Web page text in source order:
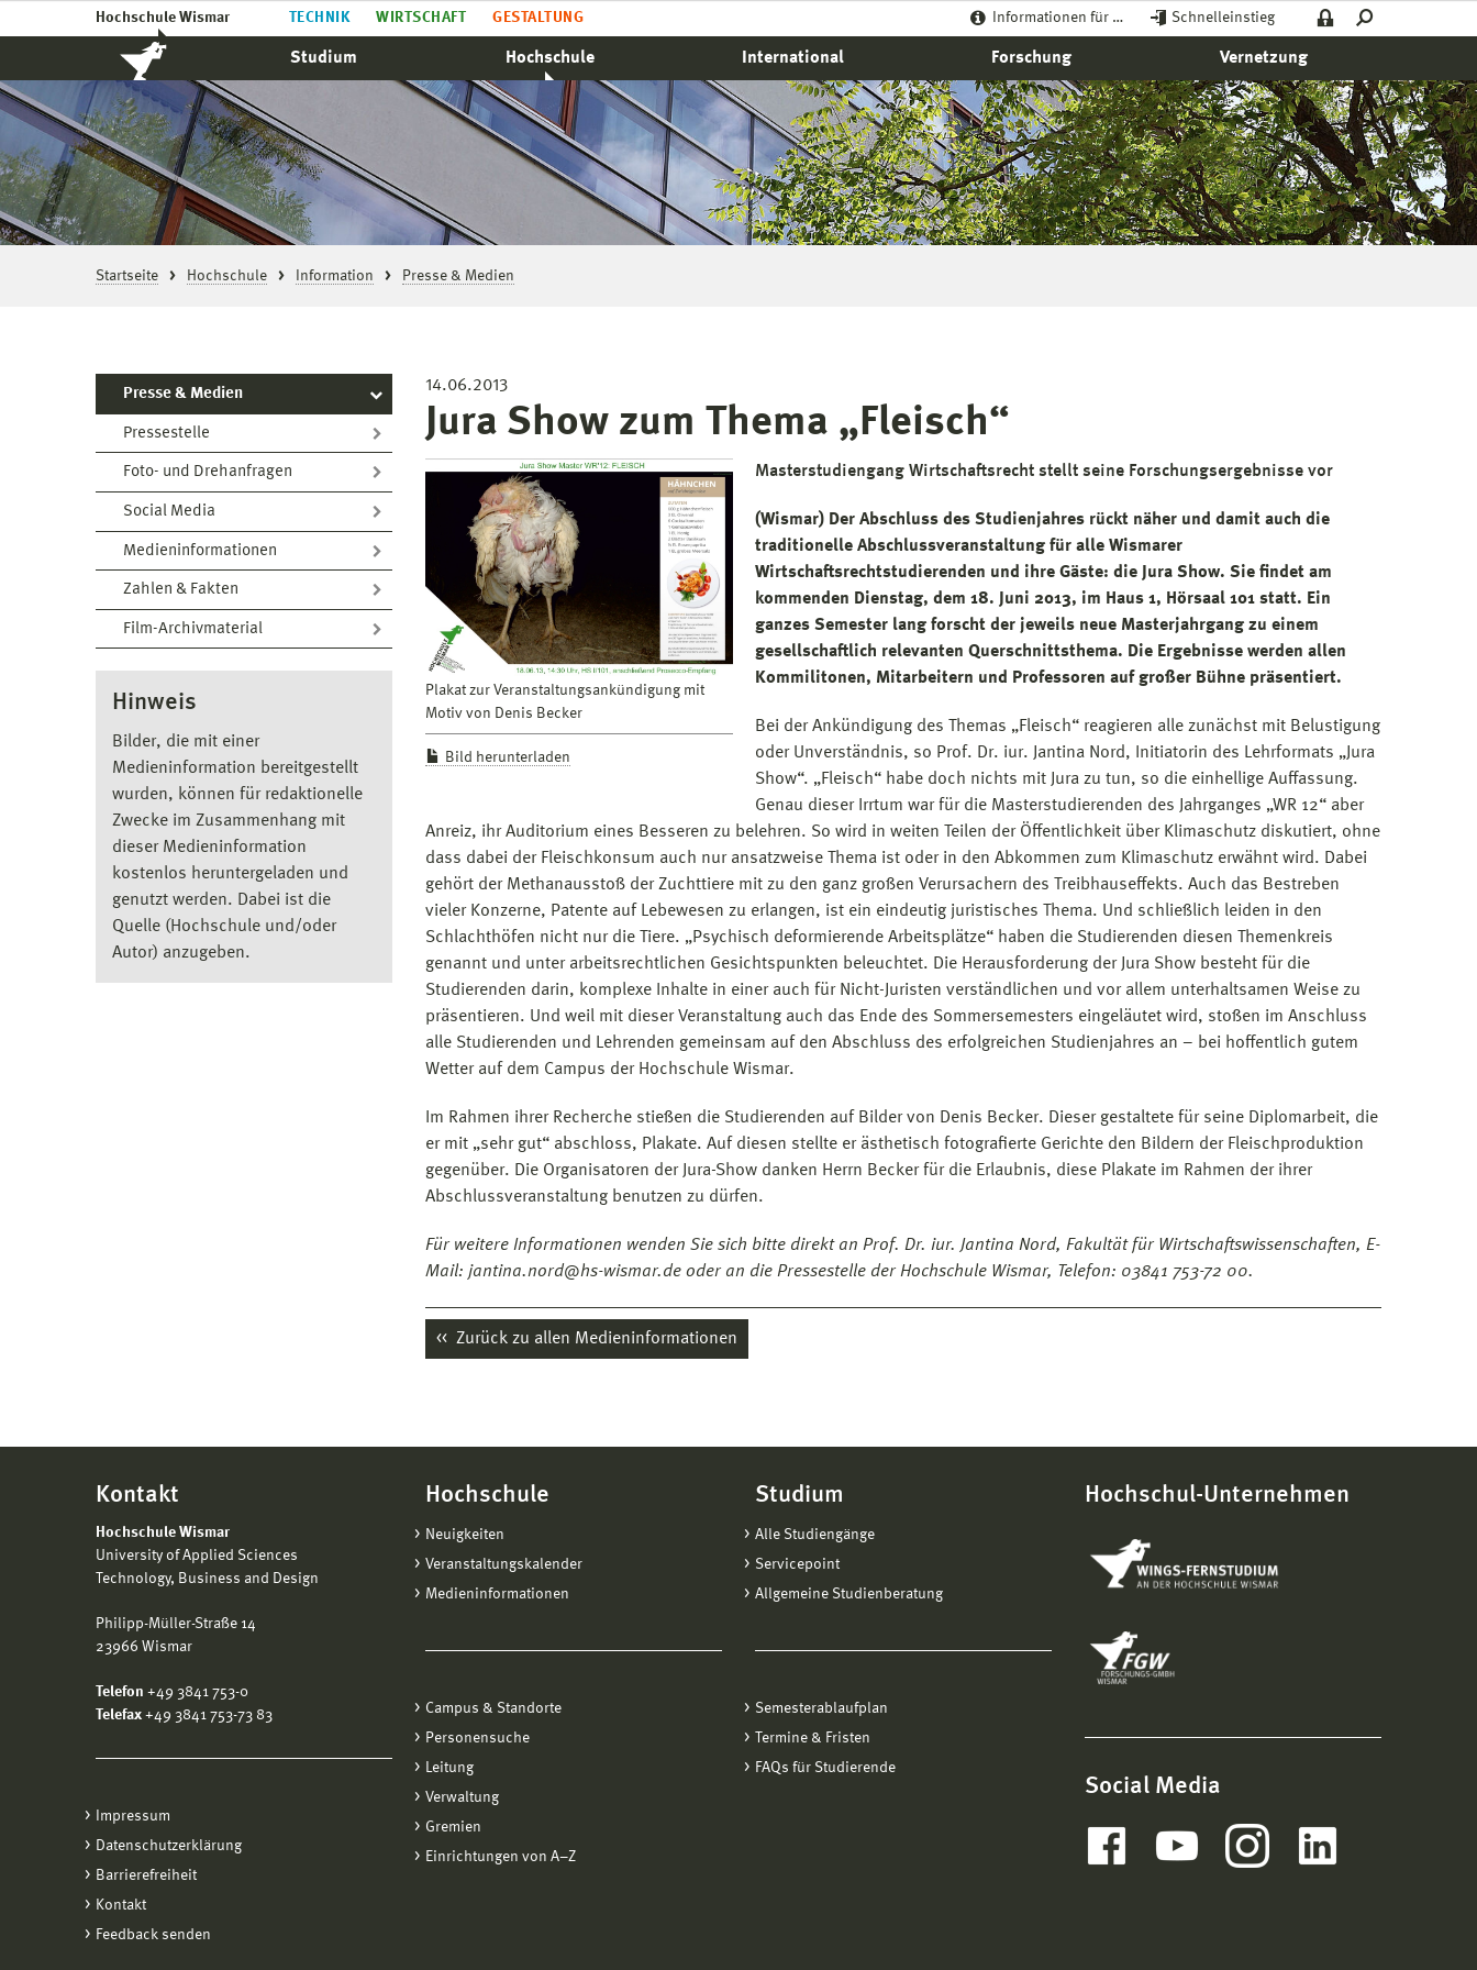
Hochschule Wismar TECHNIK WIRTSCHAFT GESTALTUNG Informationen für … Schnelleinstieg
Studium Hochschule International Forschung Vernetzung
Startseite Hochschule Information Presse & Medien
Presse & Medien
Pressestelle
Foto- und Drehanfragen
Social Media
Medieninformationen
Zahlen & Fakten
Film-Archivmaterial
Hinweis
Bilder, die mit einer
Medieninformation bereitgestellt
wurden, können für redaktionelle
Zwecke im Zusammenhang mit
dieser Medieninformation
kostenlos heruntergeladen und
genutzt werden. Dabei ist die
Quelle (Hochschule und/oder
Autor) anzugeben.
14.06.2013
Jura Show zum Thema „Fleisch“
Plakat zur Veranstaltungsankündigung mit
Motiv von Denis Becker
Bild herunterladen
Masterstudiengang Wirtschaftsrecht stellt seine Forschungsergebnisse vor
(Wismar) Der Abschluss des Studienjahres rückt näher und damit auch die
traditionelle Abschlussveranstaltung für alle Wismarer
Wirtschaftsrechtstudierenden und ihre Gäste: die Jura Show. Sie findet am
kommenden Dienstag, dem 18. Juni 2013, im Haus 1, Hörsaal 101 statt. Ein
ganzes Semester lang forscht der jeweils neue Masterjahrgang zu einem
gesellschaftlich relevanten Querschnittsthema. Die Ergebnisse werden allen
Kommilitonen, Mitarbeitern und Professoren auf großer Bühne präsentiert.
Bei der Ankündigung des Themas „Fleisch“ reagieren alle zunächst mit Belustigung
oder Unverständnis, so Prof. Dr. iur. Jantina Nord, Initiatorin des Lehrformats „Jura
Show“. „Fleisch“ habe doch nichts mit Jura zu tun, so die einhellige Auffassung.
Genau dieser Irrtum war für die Masterstudierenden des Jahrganges „WR 12“ aber
Anreiz, ihr Auditorium eines Besseren zu belehren. So wird in weiten Teilen der Öffentlichkeit über Klimaschutz diskutiert, ohne
dass dabei der Fleischkonsum auch nur ansatzweise Thema ist oder in den Abkommen zum Klimaschutz erwähnt wird. Dabei
gehört der Methanausstoß der Zuchttiere mit zu den ganz großen Verursachern des Treibhauseffekts. Auch das Bestreben
vieler Konzerne, Patente auf Lebewesen zu erlangen, ist ein eindeutig juristisches Thema. Und schließlich leiden in den
Schlachthöfen nicht nur die Tiere. „Psychisch deformierende Arbeitsplätze“ haben die Studierenden diesen Themenkreis
genannt und unter arbeitsrechtlichen Gesichtspunkten beleuchtet. Die Herausforderung der Jura Show besteht für die
Studierenden darin, komplexe Inhalte in einer auch für Nicht-Juristen verständlichen und vor allem unterhaltsamen Weise zu
präsentieren. Und weil mit dieser Veranstaltung auch das Ende des Sommersemesters eingeläutet wird, stoßen im Anschluss
alle Studierenden und Lehrenden gemeinsam auf den Abschluss des erfolgreichen Studienjahres an – bei hoffentlich gutem
Wetter auf dem Campus der Hochschule Wismar.
Im Rahmen ihrer Recherche stießen die Studierenden auf Bilder von Denis Becker. Dieser gestaltete für seine Diplomarbeit, die
er mit „sehr gut“ abschloss, Plakate. Auf diesen stellte er ästhetisch fotografierte Gerichte den Bildern der Fleischproduktion
gegenüber. Die Organisatoren der Jura-Show danken Herrn Becker für die Erlaubnis, diese Plakate im Rahmen der ihrer
Abschlussveranstaltung benutzen zu dürfen.
Für weitere Informationen wenden Sie sich bitte direkt an Prof. Dr. iur. Jantina Nord, Fakultät für Wirtschaftswissenschaften, E-
Mail: jantina.nord@hs-wismar.de oder an die Pressestelle der Hochschule Wismar, Telefon: 03841 753-72 00.
Zurück zu allen Medieninformationen
Kontakt
Hochschule Wismar
University of Applied Sciences
Technology, Business and Design
Philipp-Müller-Straße 14
23966 Wismar
Telefon +49 3841 753-0
Telefax +49 3841 753-73 83
Impressum
Datenschutzerklärung
Barrierefreiheit
Kontakt
Feedback senden
Hochschule
Neuigkeiten
Veranstaltungskalender
Medieninformationen
Campus & Standorte
Personensuche
Leitung
Verwaltung
Gremien
Einrichtungen von A−Z
Studium
Alle Studiengänge
Servicepoint
Allgemeine Studienberatung
Semesterablaufplan
Termine & Fristen
FAQs für Studierende
Hochschul-Unternehmen
Social Media